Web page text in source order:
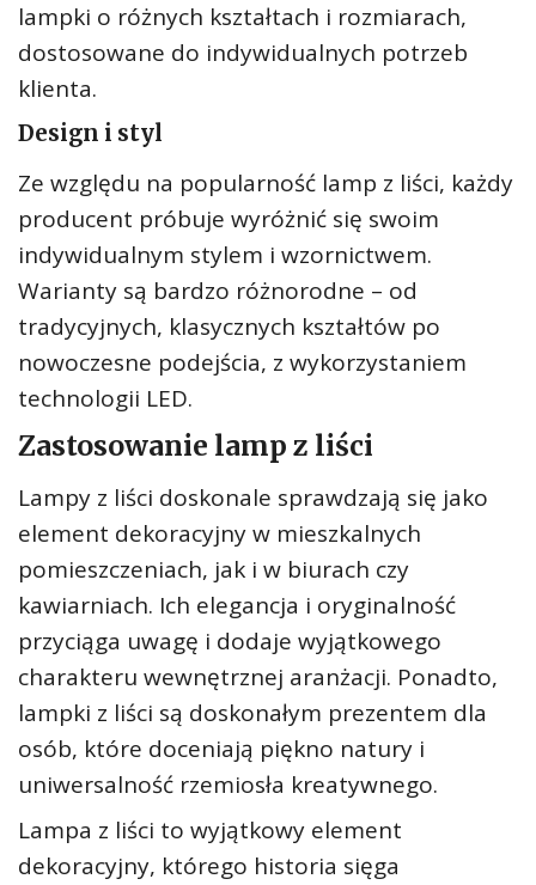
lampki o różnych kształtach i rozmiarach,
dostosowane do indywidualnych potrzeb
klienta.
Design i styl
Ze względu na popularność lamp z liści, każdy
producent próbuje wyróżnić się swoim
indywidualnym stylem i wzornictwem.
Warianty są bardzo różnorodne – od
tradycyjnych, klasycznych kształtów po
nowoczesne podejścia, z wykorzystaniem
technologii LED.
Zastosowanie lamp z liści
Lampy z liści doskonale sprawdzają się jako
element dekoracyjny w mieszkalnych
pomieszczeniach, jak i w biurach czy
kawiarniach. Ich elegancja i oryginalność
przyciąga uwagę i dodaje wyjątkowego
charakteru wewnętrznej aranżacji. Ponadto,
lampki z liści są doskonałym prezentem dla
osób, które doceniają piękno natury i
uniwersalność rzemiosła kreatywnego.
Lampa z liści to wyjątkowy element
dekoracyjny, którego historia sięga